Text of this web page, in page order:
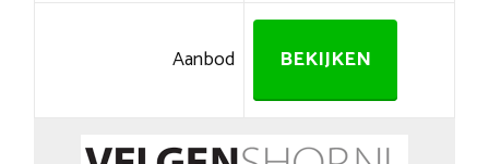
Aanbod BEKIJKEN